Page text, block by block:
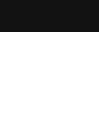
42 (N19C1)